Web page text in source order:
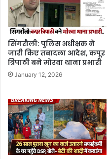
सिंगरौली: पुलिस अधीक्षक ने
जारी किए तबादला आदेश, कपूर
त्रिपाठी बने मोरवा थाना प्रभारी
January 12, 2026